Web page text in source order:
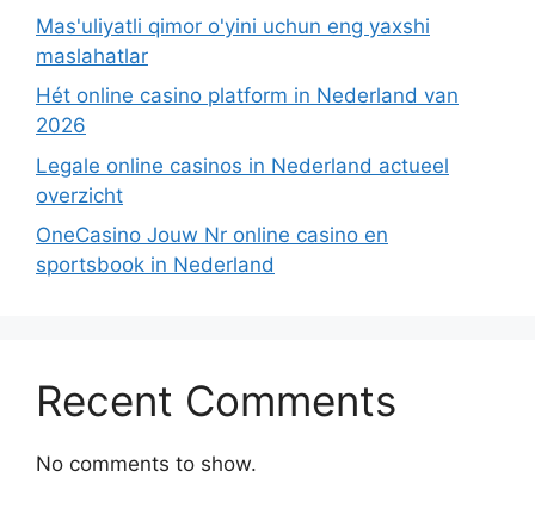
Mas'uliyatli qimor o'yini uchun eng yaxshi
maslahatlar
Hét online casino platform in Nederland van
2026
Legale online casinos in Nederland actueel
overzicht
OneCasino Jouw Nr online casino en
sportsbook in Nederland
Recent Comments
No comments to show.